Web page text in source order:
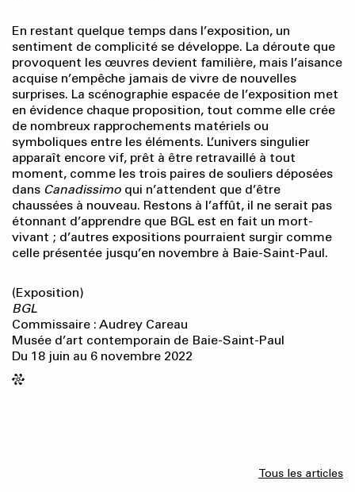
En restant quelque temps dans l’exposition, un
sentiment de complicité se développe. La déroute que
provoquent les œuvres devient familière, mais l’aisance
acquise n’empêche jamais de vivre de nouvelles
surprises. La scénographie espacée de l’exposition met
en évidence chaque proposition, tout comme elle crée
de nombreux rapprochements matériels ou
symboliques entre les éléments. L’univers singulier
apparaît encore vif, prêt à être retravaillé à tout
moment, comme les trois paires de souliers déposées
dans Canadissimo qui n’attendent que d’être
chaussées à nouveau. Restons à l’affût, il ne serait pas
étonnant d’apprendre que BGL est en fait un mort-
vivant ; d’autres expositions pourraient surgir comme
celle présentée jusqu’en novembre à Baie-Saint-Paul.
(Exposition)
BGL
Commissaire : Audrey Careau
Musée d’art contemporain de Baie-Saint-Paul
Du 18 juin au 6 novembre 2022
Tous les articles